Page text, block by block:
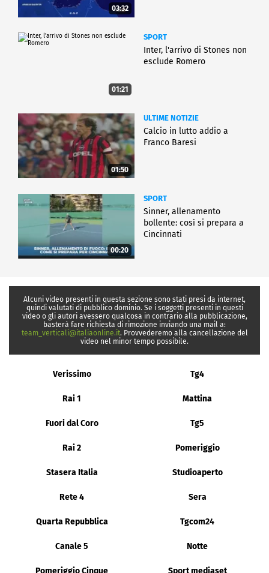
03:32
01:21
SPORT
Inter, l'arrivo di Stones non
esclude Romero
01:50
ULTIME NOTIZIE
Calcio in lutto addio a
Franco Baresi
00:20
SPORT
Sinner, allenamento
bollente: così si prepara a
Cincinnati
Alcuni video presenti in questa sezione sono stati presi da internet,
quindi valutati di pubblico dominio. Se i soggetti presenti in questi
video o gli autori avessero qualcosa in contrario alla pubblicazione,
basterà fare richiesta di rimozione inviando una mail a:
team_verticali@italiaonline.it. Provvederemo alla cancellazione del
video nel minor tempo possibile.
Verissimo Tg4
Rai 1 Mattina
Fuori dal Coro Tg5
Rai 2 Pomeriggio
Stasera Italia Studioaperto
Rete 4 Sera
Quarta Repubblica Tgcom24
Canale 5 Notte
Pomeriggio Cinque Sport mediaset